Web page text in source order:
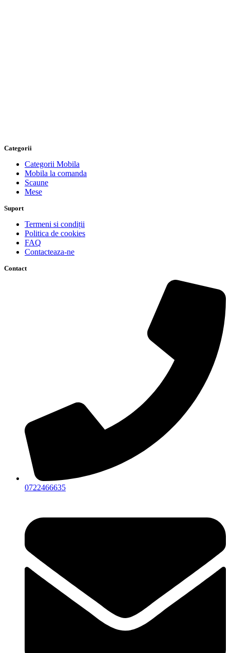
Categorii
Categorii Mobila
Mobila la comanda
Scaune
Mese
Suport
Termeni si condiții
Politica de cookies
FAQ
Contacteaza-ne
Contact
0722466635